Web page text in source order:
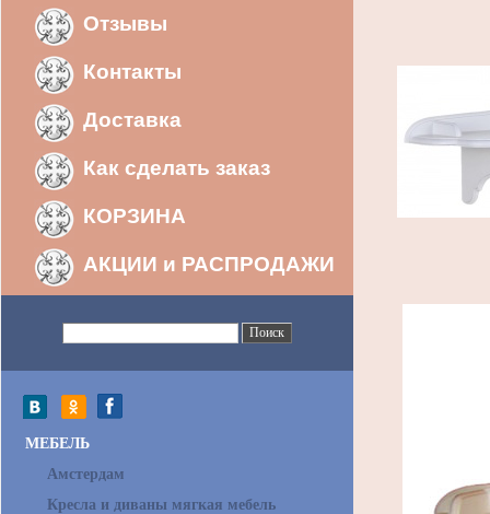
Отзывы
Контакты
Доставка
Как сделать заказ
КОРЗИНА
АКЦИИ и РАСПРОДАЖИ
МЕБЕЛЬ
Амстердам
Кресла и диваны мягкая мебель